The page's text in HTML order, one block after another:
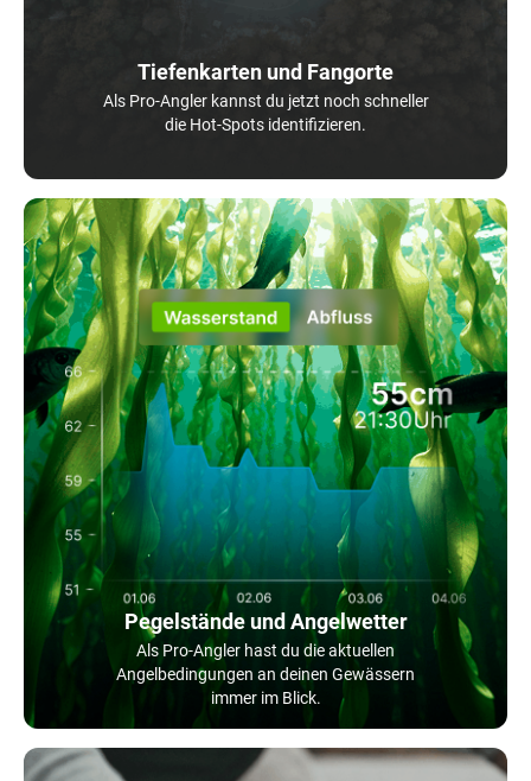
Tiefenkarten und Fangorte
Als Pro-Angler kannst du jetzt noch schneller
die Hot-Spots identifizieren.
Pegelstände und Angelwetter
Als Pro-Angler hast du die aktuellen
Angelbedingungen an deinen Gewässern
immer im Blick.